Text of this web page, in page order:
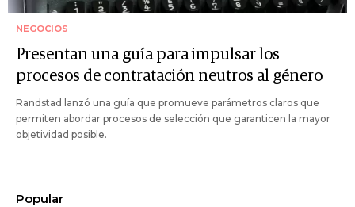
NEGOCIOS
Presentan una guía para impulsar los
procesos de contratación neutros al género
Randstad lanzó una guía que promueve parámetros claros que
permiten abordar procesos de selección que garanticen la mayor
objetividad posible.
Popular